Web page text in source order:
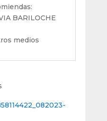
BARILOCHE
medios